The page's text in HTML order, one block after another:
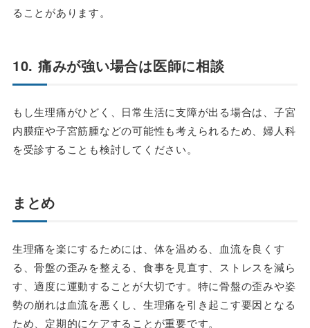
ることがあります。
10. 痛みが強い場合は医師に相談
もし生理痛がひどく、日常生活に支障が出る場合は、子宮
内膜症や子宮筋腫などの可能性も考えられるため、婦人科
を受診することも検討してください。
まとめ
生理痛を楽にするためには、体を温める、血流を良くす
る、骨盤の歪みを整える、食事を見直す、ストレスを減ら
す、適度に運動することが大切です。特に骨盤の歪みや姿
勢の崩れは血流を悪くし、生理痛を引き起こす要因となる
ため、定期的にケアすることが重要です。